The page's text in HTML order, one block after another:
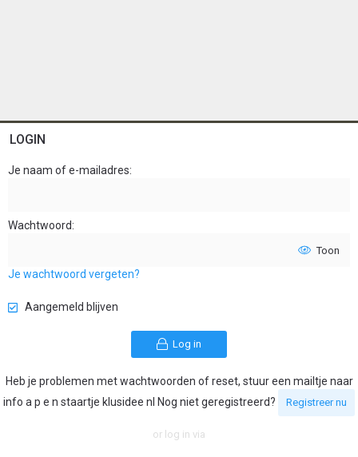
LOGIN
Je naam of e-mailadres
Wachtwoord
Toon
Je wachtwoord vergeten?
Aangemeld blijven
Log in
Heb je problemen met wachtwoorden of reset, stuur een mailtje naar
info a p e n staartje klusidee nl Nog niet geregistreerd?
Registreer nu
or log in via